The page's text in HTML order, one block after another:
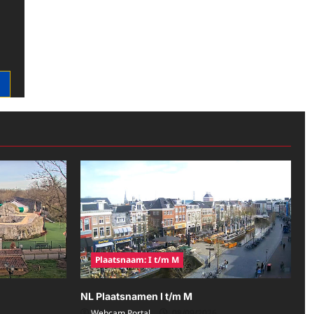
Plaatsnaam: I t/m M
NL Plaatsnamen I t/m M